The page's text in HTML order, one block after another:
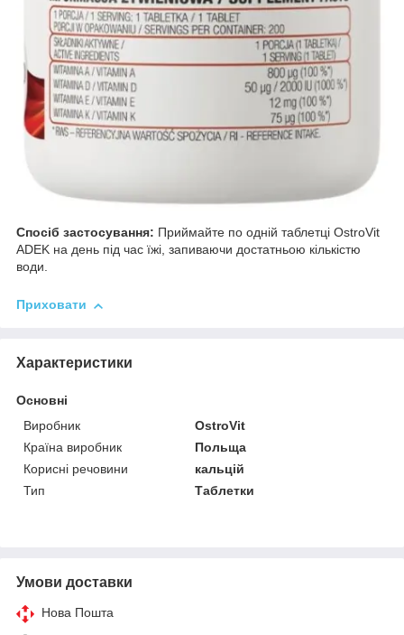
Спосіб застосування: Приймайте по одній таблетці OstroVit
ADEK на день під час їжі, запиваючи достатньою кількістю
води.
Приховати
Характеристики
Основні
Виробник
OstroVit
Країна виробник
Польща
Корисні речовини
кальцій
Тип
Таблетки
Умови доставки
Нова Пошта